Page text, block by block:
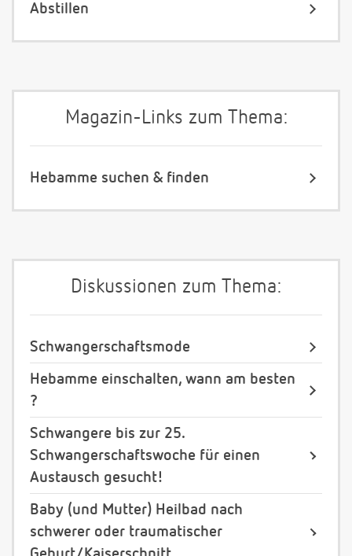
Abstillen
Magazin-Links zum Thema:
Hebamme suchen & finden
Diskussionen zum Thema:
Schwangerschaftsmode
Hebamme einschalten, wann am besten
?
Schwangere bis zur 25.
Schwangerschaftswoche für einen
Austausch gesucht!
Baby (und Mutter) Heilbad nach
schwerer oder traumatischer